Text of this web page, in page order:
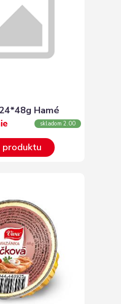
Hamé
skladom 2.00
produktu